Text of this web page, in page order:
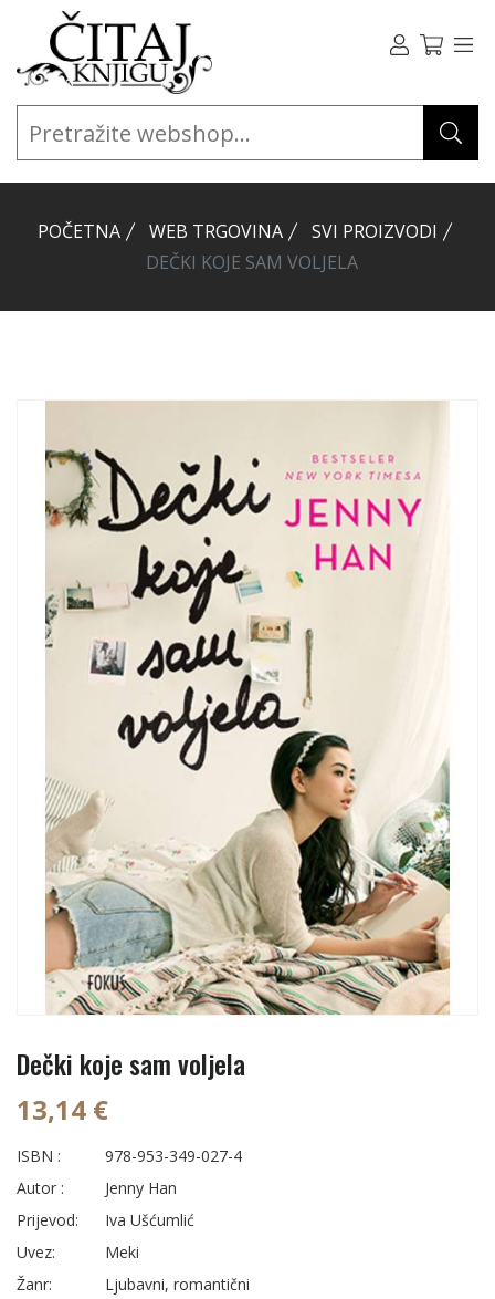
POČETNA WEB TRGOVINA
SVI PROIZVODI
DEČKI KOJE SAM VOLJELA
Dečki koje sam voljela
13,14 €
ISBN :
978-953-349-027-4
Autor :
Jenny Han
Prijevod:
Iva Ušćumlić
Uvez:
Meki
Žanr:
Ljubavni, romantični